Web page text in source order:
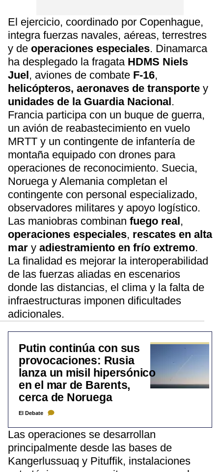
El ejercicio, coordinado por Copenhague,
integra fuerzas navales, aéreas, terrestres
y de operaciones especiales. Dinamarca
ha desplegado la fragata HDMS Niels
Juel, aviones de combate F-16,
helicópteros, aeronaves de transporte y
unidades de la Guardia Nacional.
Francia participa con un buque de guerra,
un avión de reabastecimiento en vuelo
MRTT y un contingente de infantería de
montaña equipado con drones para
operaciones de reconocimiento. Suecia,
Noruega y Alemania completan el
contingente con personal especializado,
observadores militares y apoyo logístico.
Las maniobras combinan fuego real,
operaciones especiales, rescates en alta
mar y adiestramiento en frío extremo.
La finalidad es mejorar la interoperabilidad
de las fuerzas aliadas en escenarios
donde las distancias, el clima y la falta de
infraestructuras imponen dificultades
adicionales.
Putin continúa con sus
provocaciones: Rusia
lanza un misil hipersónico
en el mar de Barents,
cerca de Noruega
El Debate
Las operaciones se desarrollan
principalmente desde las bases de
Kangerlussuaq y Pituffik, instalaciones